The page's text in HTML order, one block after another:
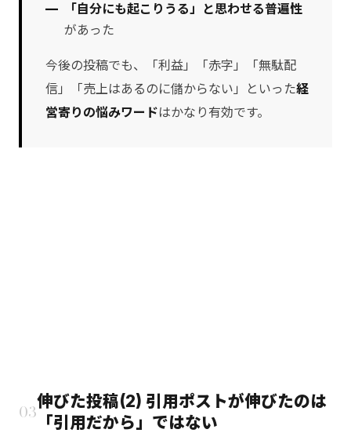
「自分にも起こりうる」と思わせる普遍性
があった
今後の投稿でも、「利益」「赤字」「無駄配
信」「売上はあるのに儲からない」といった経
営寄りの悩みワードはかなり有効です。
03伸びた投稿(2) 引用ポストが伸びたのは
「引用だから」ではない